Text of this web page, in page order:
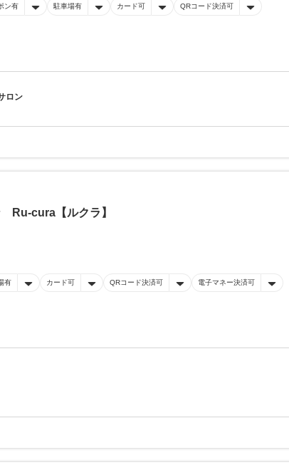
ン有 駐車場有 カード可 QRコード決済可
ロン
Ru-cura【ルクラ】
有 カード可 QRコード決済可 電子マネー決済可